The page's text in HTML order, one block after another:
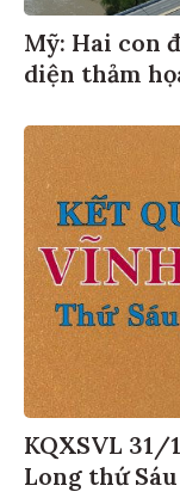
Mỹ: Hai con
diện thảm
KQXSVL 31/
Long thứ